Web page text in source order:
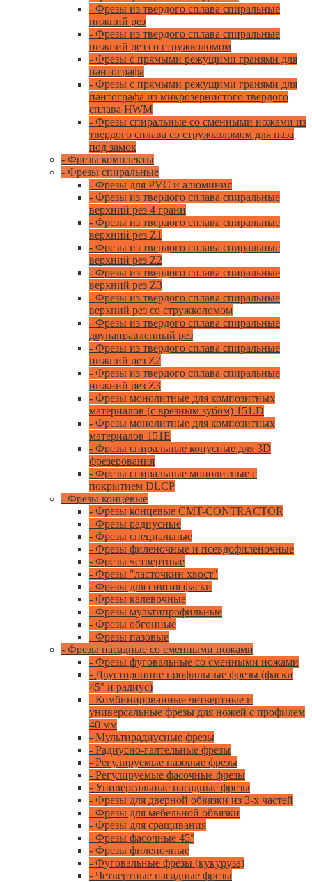
- Фрезы из твердого сплава спиральные
нижний рез
- Фрезы из твердого сплава спиральные
нижний рез со стружколомом
- Фрезы с прямыми режущими гранями для
пантографа
- Фрезы с прямыми режущими гранями для
пантографа из микрозернистого твердого
сплава HWM
- Фрезы спиральные со сменными ножами из
твердого сплава со стружколомом для паза
под замок
- Фрезы комплекты
- Фрезы спиральные
- Фрезы для PVC и алюминия
- Фрезы из твердого сплава спиральные
верхний рез 4 грани
- Фрезы из твердого сплава спиральные
верхний рез Z1
- Фрезы из твердого сплава спиральные
верхний рез Z2
- Фрезы из твердого сплава спиральные
верхний рез Z3
- Фрезы из твердого сплава спиральные
верхний рез со стружколомом
- Фрезы из твердого сплава спиральные
двунаправленный рез
- Фрезы из твердого сплава спиральные
нижний рез Z2
- Фрезы из твердого сплава спиральные
нижний рез Z3
- Фрезы монолитные для композитных
материалов (с врезным зубом) 151.D
- Фрезы монолитные для композитных
материалов 151E
- Фрезы спиральные конусные для 3D
фрезерования
- Фрезы спиральные монолитные с
покрытием DLCP
- Фрезы концевые
- Фрезы концевые CMT-CONTRACTOR
- Фрезы радиусные
- Фрезы специальные
- Фрезы филеночные и псевдофиленочные
- Фрезы четвертные
- Фрезы "ласточкин хвост"
- Фрезы для снятия фаски
- Фрезы калевочные
- Фрезы мультипрофильные
- Фрезы обгонные
- Фрезы пазовые
- Фрезы насадные со сменными ножами
- Фрезы фуговальные со сменными ножами
- Двусторонние профильные фрезы (фаски
45° и радиус)
- Комбинированные четвертные и
универсальные фрезы для ножей с профилем
40 мм
- Мультирадиусные фрезы
- Радиусно-галтельные фрезы
- Регулируемые пазовые фрезы
- Регулируемые фасочные фрезы
- Универсальные насадные фрезы
- Фрезы для дверной обвязки из 3-х частей
- Фрезы для мебельной обвязки
- Фрезы для сращивания
- Фрезы фасочные 45°
- Фрезы филеночные
- Фуговальные фрезы (кукуруза)
- Четвертные насадные фрезы